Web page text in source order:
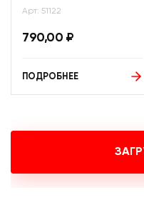
Арт: 51122
790,00 ₽
ПОДРОБНЕЕ